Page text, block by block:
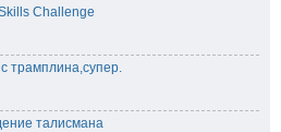
Challenge
трамплина,супер.
талисмана